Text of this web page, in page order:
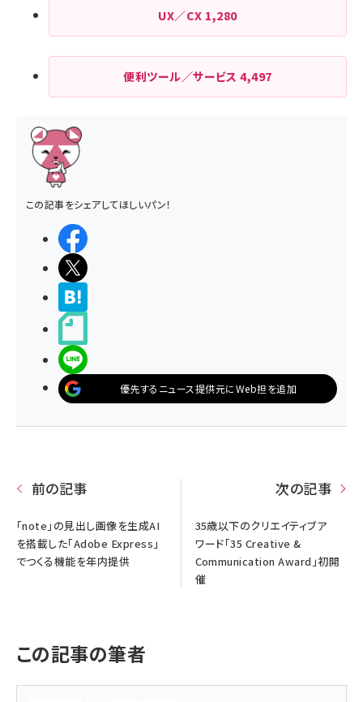
UX／CX 1,280
便利ツール／サービス4,497
この記事をシェアしてほしいパン！
優先するニュース提供元にWeb担を追加
前の記事
「note」の見出し画像を生成AI
を搭載した「Adobe Express」
でつくる機能を年内提供
次の記事
35歳以下のクリエイティブア
ワード「35 Creative &
Communication Award」初開
催
この記事の筆者